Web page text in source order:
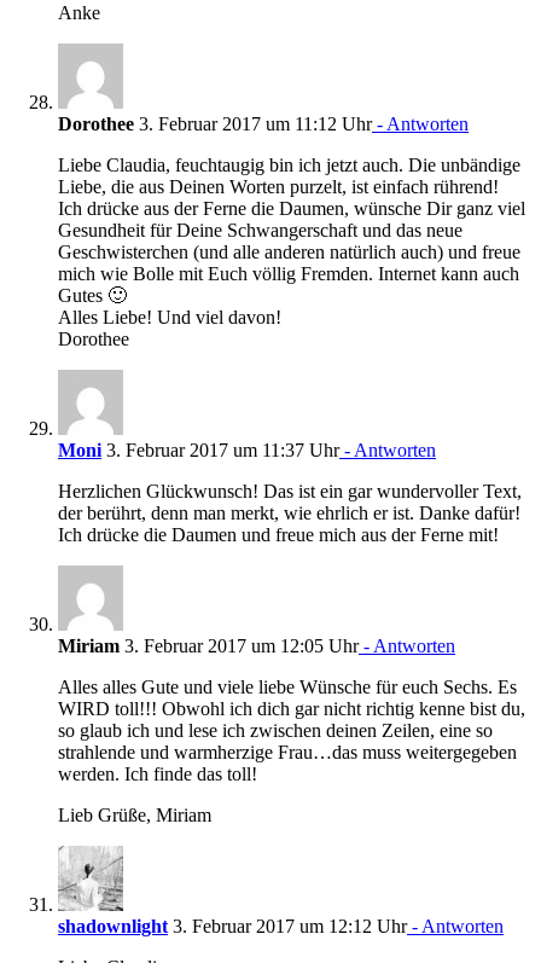
Anke
Dorothee 3. Februar 2017 um 11:12 Uhr- Antworten
Liebe Claudia, feuchtaugig bin ich jetzt auch. Die unbändige
Liebe, die aus Deinen Worten purzelt, ist einfach rührend!
Ich drücke aus der Ferne die Daumen, wünsche Dir ganz viel
Gesundheit für Deine Schwangerschaft und das neue
Geschwisterchen (und alle anderen natürlich auch) und freue
mich wie Bolle mit Euch völlig Fremden. Internet kann auch
Gutes 🙂
Alles Liebe! Und viel davon!
Dorothee
Moni 3. Februar 2017 um 11:37 Uhr- Antworten
Herzlichen Glückwunsch! Das ist ein gar wundervoller Text,
der berührt, denn man merkt, wie ehrlich er ist. Danke dafür!
Ich drücke die Daumen und freue mich aus der Ferne mit!
Miriam 3. Februar 2017 um 12:05 Uhr- Antworten
Alles alles Gute und viele liebe Wünsche für euch Sechs. Es
WIRD toll!!! Obwohl ich dich gar nicht richtig kenne bist du,
so glaub ich und lese ich zwischen deinen Zeilen, eine so
strahlende und warmherzige Frau…das muss weitergegeben
werden. Ich finde das toll!
Lieb Grüße, Miriam
shadownlight 3. Februar 2017 um 12:12 Uhr- Antworten